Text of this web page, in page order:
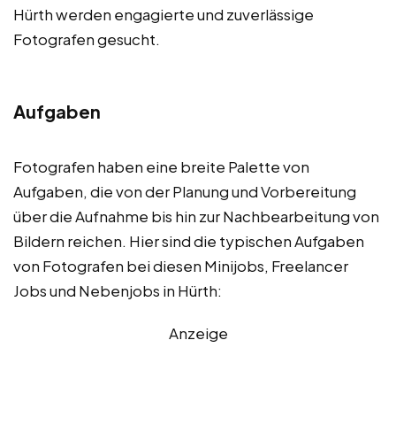
Hürth werden engagierte und zuverlässige
Fotografen gesucht.
Aufgaben
Fotografen haben eine breite Palette von
Aufgaben, die von der Planung und Vorbereitung
über die Aufnahme bis hin zur Nachbearbeitung von
Bildern reichen. Hier sind die typischen Aufgaben
von Fotografen bei diesen Minijobs, Freelancer
Jobs und Nebenjobs in Hürth:
Anzeige